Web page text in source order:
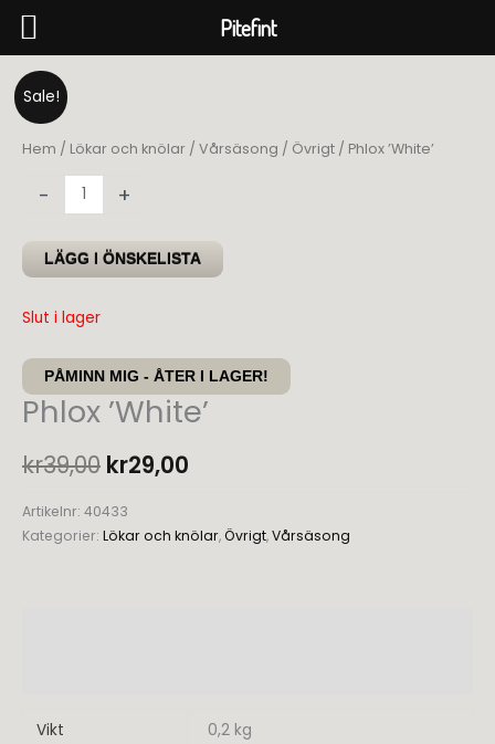
Hoppa
till
innehåll
Sale!
Hem / Lökar och knölar / Vårsäsong / Övrigt / Phlox ’White’
-
'White'
mängd
+
LÄGG I ÖNSKELISTA
Slut i lager
PÅMINN MIG - ÅTER I LAGER!
Phlox ’White’
kr39,00 Det
ursprungliga
priset
kr29,00
priset
Artikelnr: 40433
Kategorier: Lökar och knölar,Övrigt,Vårsäsong
Vikt 0,2 kg
Pitefint